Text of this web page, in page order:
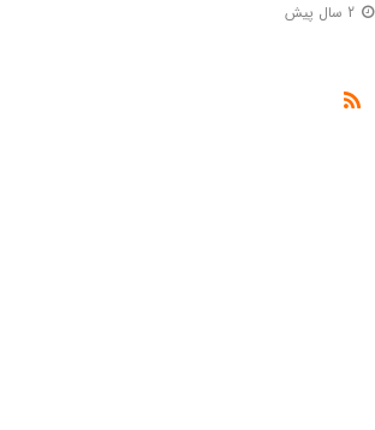
2 سال پیش